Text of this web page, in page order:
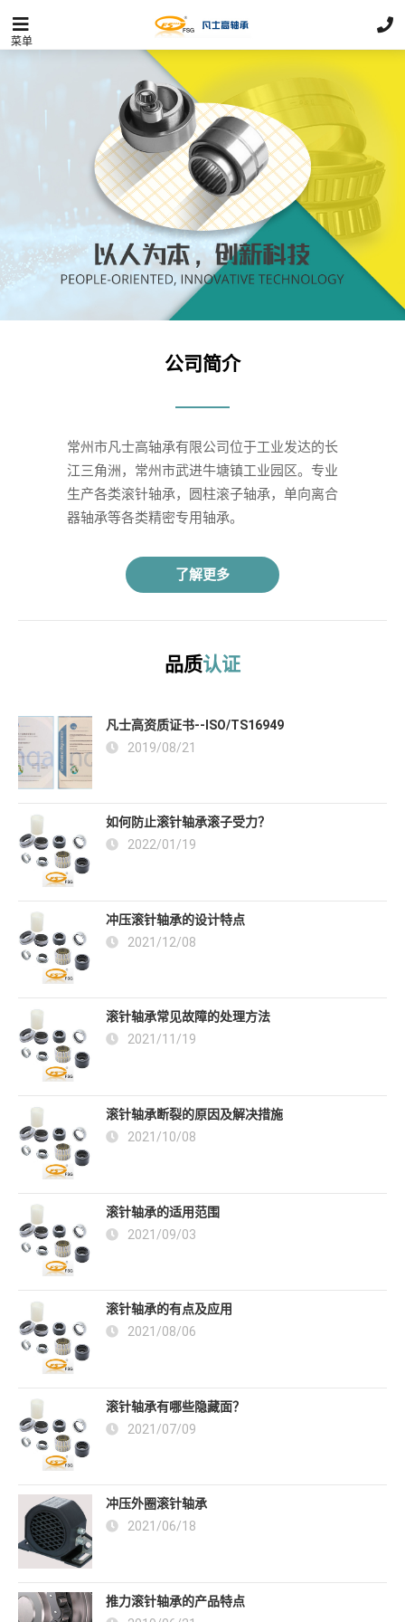
菜单
公司简介
常州市凡士高轴承有限公司位于工业发达的长
江三角洲，常州市武进牛塘镇工业园区。专业
生产各类滚针轴承，圆柱滚子轴承，单向离合
器轴承等各类精密专用轴承。
了解更多
品质认证
凡士高资质证书--ISO/TS16949
2019/08/21
如何防止滚针轴承滚子受力？
2022/01/19
冲压滚针轴承的设计特点
2021/12/08
滚针轴承常见故障的处理方法
2021/11/19
滚针轴承断裂的原因及解决措施
2021/10/08
滚针轴承的适用范围
2021/09/03
滚针轴承的有点及应用
2021/08/06
滚针轴承有哪些隐藏面？
2021/07/09
冲压外圈滚针轴承
2021/06/18
推力滚针轴承的产品特点